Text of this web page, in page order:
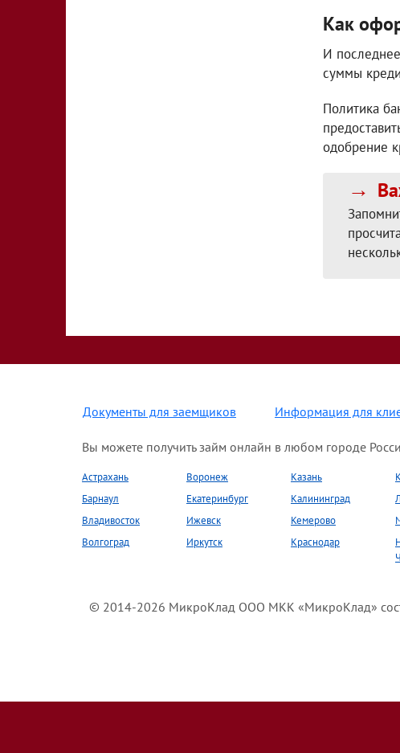
Как
И
суммы
Политика
одобрение
Документы для заемщиков Информация для
Вы можете получить займ онлайн в любом городе
Астрахань
Барнаул
Владивосток
Волгоград
Воронеж
Екатеринбург
Ижевск
Иркутск
Казань
Калининград
Кемерово
Краснодар
© 2014-2026 МикроКлад ООО МКК «МикроКлад»